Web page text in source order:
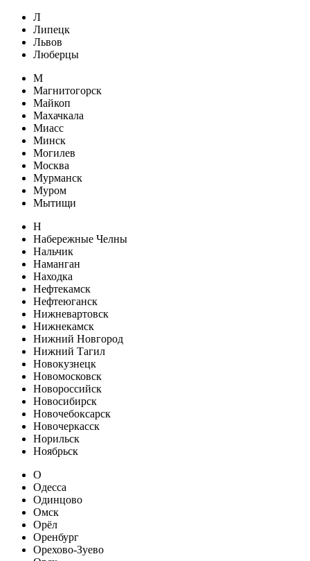
Л
Липецк
Львов
Люберцы
М
Магнитогорск
Майкоп
Махачкала
Миасс
Минск
Могилев
Москва
Мурманск
Муром
Мытищи
Н
Набережные Челны
Нальчик
Наманган
Находка
Нефтекамск
Нефтеюганск
Нижневартовск
Нижнекамск
Нижний Новгород
Нижний Тагил
Новокузнецк
Новомосковск
Новороссийск
Новосибирск
Новочебоксарск
Новочеркасск
Норильск
Ноябрьск
О
Одесса
Одинцово
Омск
Орёл
Оренбург
Орехово-Зуево